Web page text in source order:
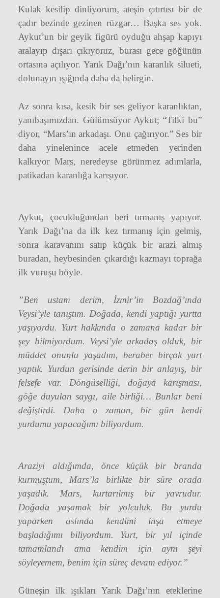
Kulak kesilip dinliyorum, ateşin çıtırtısı bir de
çadır bezinde gezinen rüzgar… Başka ses yok.
Aykut’un bir geyik figürü oyduğu ahşap kapıyı
aralayıp dışarı çıkıyoruz, burası gece göğünün
ortasına açılıyor. Yarık Dağı’nın karanlık silueti,
dolunayın ışığında daha da belirgin.
Az sonra kısa, kesik bir ses geliyor karanlıktan,
yanıbaşımızdan. Gülümsüyor Aykut; “Tilki bu”
diyor, “Mars’ın arkadaşı. Onu çağırıyor.” Ses bir
daha yinelenince acele etmeden yerinden
kalkıyor Mars, neredeyse görünmez adımlarla,
patikadan karanlığa karışıyor.
Aykut, çocukluğundan beri tırmanış yapıyor.
Yarık Dağı’na da ilk kez tırmanış için gelmiş,
sonra karavanını satıp küçük bir arazi almış
buradan, heybesinden çıkardığı kazmayı toprağa
ilk vuruşu böyle.
”Ben ustam derim, İzmir’in Bozdağ’ında
Veysi’yle tanıştım. Doğada, kendi yaptığı yurtta
yaşıyordu. Yurt hakkında o zamana kadar bir
şey bilmiyordum. Veysi’yle arkadaş olduk, bir
müddet onunla yaşadım, beraber birçok yurt
yaptık. Yurdun gerisinde derin bir anlayış, bir
felsefe var. Döngüselliği, doğaya karışması,
göğe duyulan saygı, aile birliği… Bunlar beni
değiştirdi. Daha o zaman, bir gün kendi
yurdumu yapacağımı biliyordum.
Araziyi aldığımda, önce küçük bir branda
kurmuştum, Mars’la birlikte bir süre orada
yaşadık. Mars, kurtarılmış bir yavrudur.
Doğada yaşamak bir yolculuk. Bu yurdu
yaparken aslında kendimi inşa etmeye
başladığımı biliyordum. Yurt, bir yıl içinde
tamamlandı ama kendim için aynı şeyi
söyleyemem, benim için süreç devam ediyor.”
Güneşin ilk ışıkları Yarık Dağı’nın eteklerine